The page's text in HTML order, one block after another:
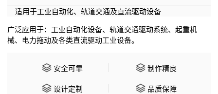
适用于工业自动化、轨道交通及直流驱动设备
广泛应用于：工业自动化设备、轨道交通驱动系统、起重机
械、电力拖动及各类直流驱动工业设备。
安全可靠
制作精良
设计定制
品质保障